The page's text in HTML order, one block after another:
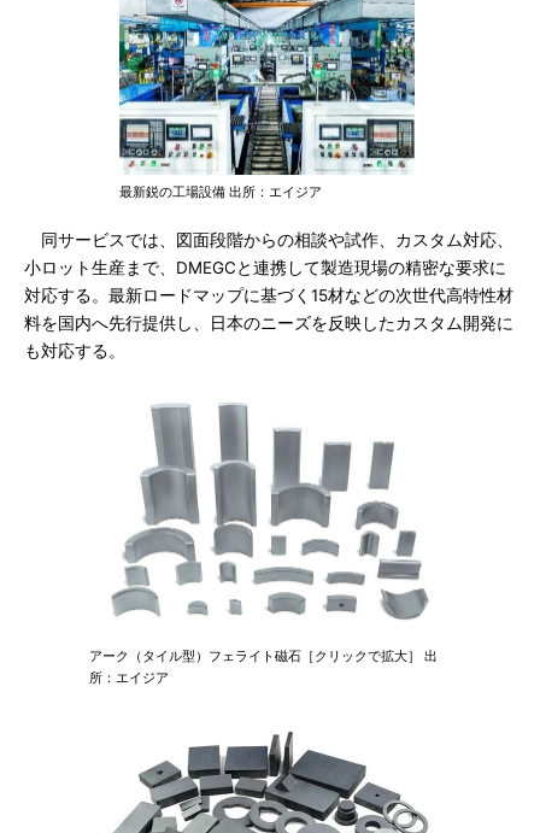
最新鋭の工場設備 出所：エイジア
同サービスでは、図面段階からの相談や試作、カスタム対応、
小ロット生産まで、DMEGCと連携して製造現場の精密な要求に
対応する。最新ロードマップに基づく15材などの次世代高特性材
料を国内へ先行提供し、日本のニーズを反映したカスタム開発に
も対応する。
アーク（タイル型）フェライト磁石［クリックで拡大］ 出
所：エイジア